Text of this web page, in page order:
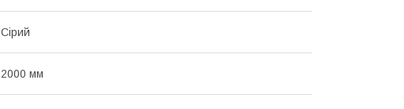
Сірий
2000 мм